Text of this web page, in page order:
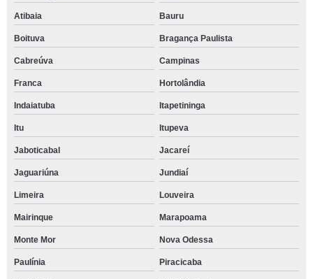
Atibaia Bauru
Boituva Bragança Paulista
Cabreúva Campinas
Franca Hortolândia
Indaiatuba Itapetininga
Itu Itupeva
Jaboticabal Jacareí
Jaguariúna Jundiaí
Limeira Louveira
Mairinque Marapoama
Monte Mor Nova Odessa
Paulínia Piracicaba